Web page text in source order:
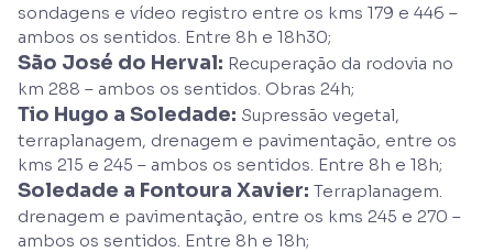
sondagens e vídeo registro entre os kms 179 e 446 –
ambos os sentidos. Entre 8h e 18h30;
São José do Herval: Recuperação da rodovia no
km 288 – ambos os sentidos. Obras 24h;
Tio Hugo a Soledade: Supressão vegetal,
terraplanagem, drenagem e pavimentação, entre os
kms 215 e 245 – ambos os sentidos. Entre 8h e 18h;
Soledade a Fontoura Xavier: Terraplanagem.
drenagem e pavimentação, entre os kms 245 e 270 –
ambos os sentidos. Entre 8h e 18h;